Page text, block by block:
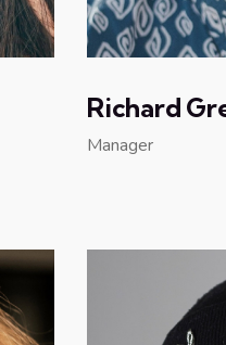
Richard
Manager